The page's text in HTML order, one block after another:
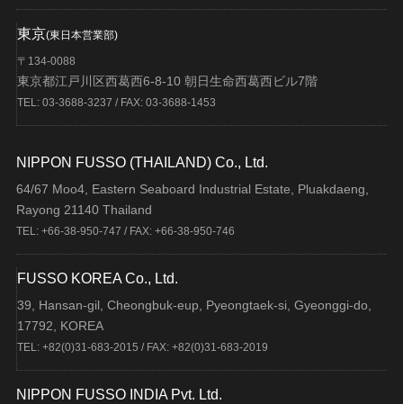
東京(東日本営業部)
〒134-0088
東京都江戸川区西葛西6-8-10 朝日生命西葛西ビル7階
TEL: 03-3688-3237 / FAX: 03-3688-1453
NIPPON FUSSO (THAILAND) Co., Ltd.
64/67 Moo4, Eastern Seaboard Industrial Estate, Pluakdaeng,
Rayong 21140 Thailand
TEL: +66-38-950-747 / FAX: +66-38-950-746
FUSSO KOREA Co., Ltd.
39, Hansan-gil, Cheongbuk-eup, Pyeongtaek-si, Gyeonggi-do,
17792, KOREA
TEL: +82(0)31-683-2015 / FAX: +82(0)31-683-2019
NIPPON FUSSO INDIA Pvt. Ltd.